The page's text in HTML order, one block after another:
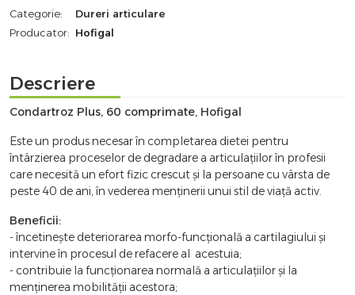
Categorie:
Dureri articulare
Producator: Hofigal
Descriere
Condartroz Plus, 60 comprimate, Hofigal
Este un produs necesar în completarea dietei pentru
întârzierea proceselor de degradare a articulaţiilor în profesii
care necesită un efort fizic crescut şi la persoane cu vârsta de
peste 40 de ani, în vederea menţinerii unui stil de viaţă activ.
Beneficii:
- încetinește deteriorarea morfo-funcţională a cartilagiului şi
intervine în procesul de refacere al acestuia;
- contribuie la funcţionarea normală a articulaţiilor şi la
menţinerea mobilităţii acestora;